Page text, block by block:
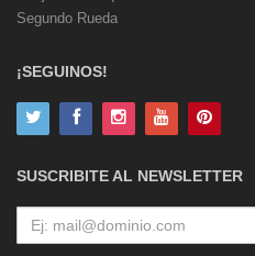
Segundo Rueda
¡SEGUINOS!
SUSCRIBITE AL NEWSLETTER